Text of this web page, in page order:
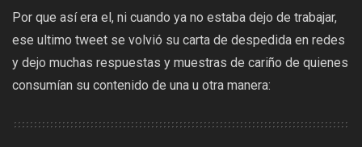
Por que así era el, ni cuando ya no estaba dejo de trabajar,
ese ultimo tweet se volvió su carta de despedida en redes
y dejo muchas respuestas y muestras de cariño de quienes
consumían su contenido de una u otra manera: